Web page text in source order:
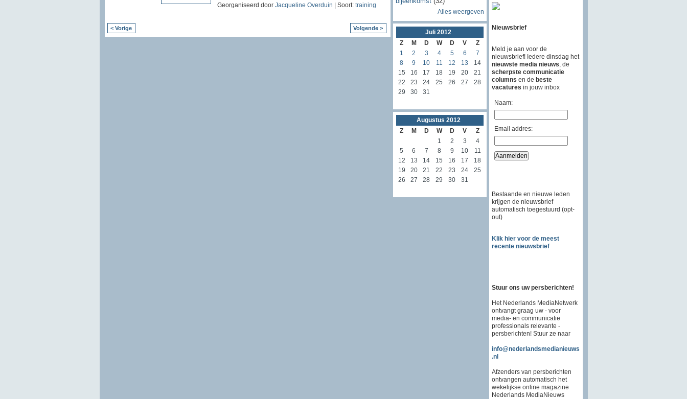
Georganiseerd door Jacqueline Overduin | Soort: training
< Vorige Volgende >
Alles weergeven
Juli 2012
Z
M D W D V
Z
1
2 3 4 5 6
7
8
9 10 11 12 13
14
15
16 17 18 19 20
21
22
23 24 25 26 27
28
29
30 31
Augustus 2012
Z
M D W D V
Z
1
2 3
4
5
6 7 8 9 10
11
12
13 14 15 16 17
18
19
20 21 22 23 24
25
26
27 28 29 30 31
Nieuwsbrief
Meld je aan voor de
nieuwsbrief! Iedere dinsdag het
nieuwste media nieuws , de
scherpste communicatie
columns en de beste
vacatures in jouw inbox
Naam:
Email addres:
Bestaande en nieuwe leden
krijgen de nieuwsbrief
automatisch toegestuurd (opt-
out)
Klik hier voor de meest
recente nieuwsbrief
Stuur ons uw persberichten!
Het Nederlands MediaNetwerk
ontvangt graag uw - voor
media- en communicatie
professionals relevante -
persberichten! Stuur ze naar
info@nederlandsmedianieuws
.nl
Afzenders van persberichten
ontvangen automatisch het
wekelijkse online magazine
Nederlands MediaNieuws